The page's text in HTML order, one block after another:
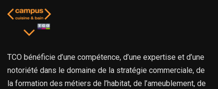
TCO bénéficie d’une compétence, d’une expertise et d’une
notoriété dans le domaine de la stratégie commerciale, de
la formation des métiers de l’habitat, de l’ameublement, de